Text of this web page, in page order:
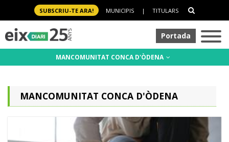
SUBSCRIU-TE ARA! MUNICIPIS | TITULARS
Portada
MANCOMUNITAT CONCA D'ÒDENA
MANCOMUNITAT CONCA D'ÒDENA